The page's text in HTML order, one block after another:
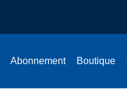
Abonnement Boutique